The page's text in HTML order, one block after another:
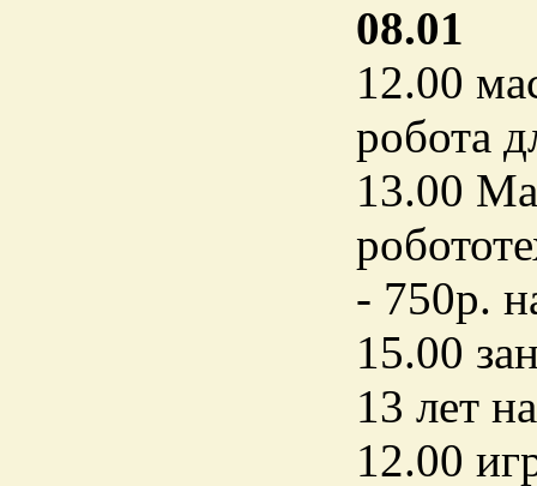
08.01
12.00
робота
13.00
- 750р.
15.00
13 лет
12.00